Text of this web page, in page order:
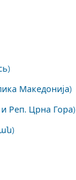
Македонија)
Реп. Црна Гора)